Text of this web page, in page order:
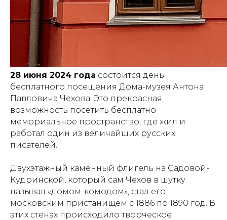
28 июня 2024 года состоится день
бесплатного посещения Дома-музея Антона
Павловича Чехова. Это прекрасная
возможность посетить бесплатно
мемориальное пространство, где жил и
работал один из величайших русских
писателей.
Двухэтажный каменный флигель на Садовой-
Кудринской, который сам Чехов в шутку
называл «домом-комодом», стал его
московским пристанищем с 1886 по 1890 год. В
этих стенах происходило творческое